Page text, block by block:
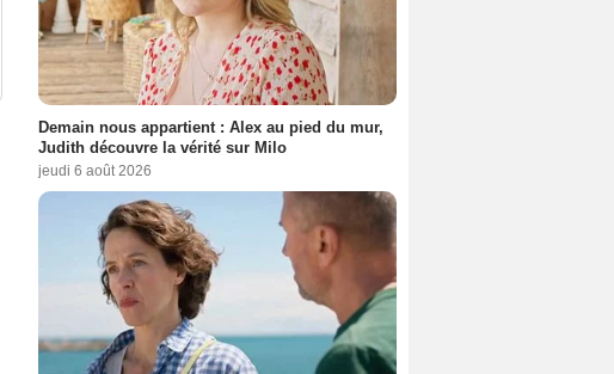
Demain nous appartient : Alex au pied du mur,
Judith découvre la vérité sur Milo
jeudi 6 août 2026